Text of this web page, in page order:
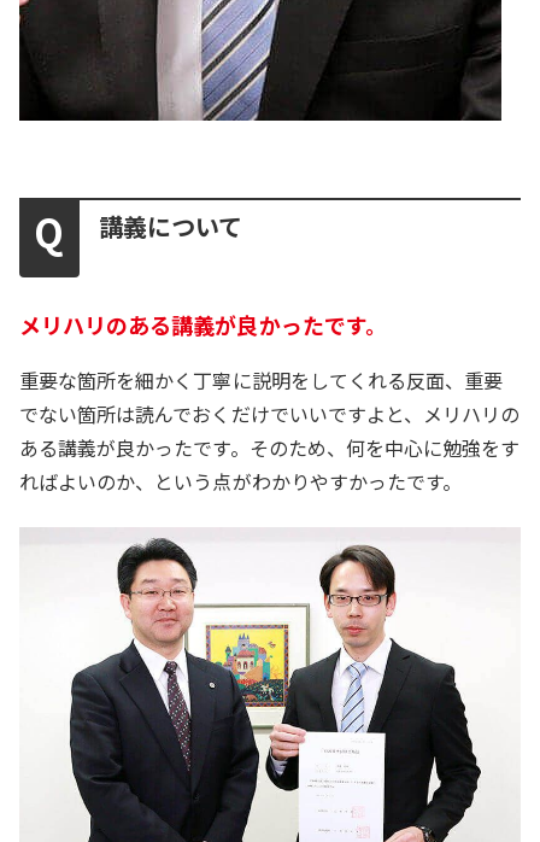
講義について
メリハリのある講義が良かったです。
重要な箇所を細かく丁寧に説明をしてくれる反面、重要
でない箇所は読んでおくだけでいいですよと、メリハリの
ある講義が良かったです。そのため、何を中心に勉強をす
ればよいのか、という点がわかりやすかったです。